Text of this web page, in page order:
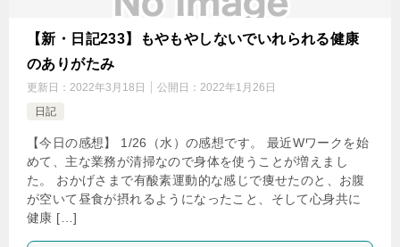
【新・日記233】もやもやしないでいれられる健康
のありがたみ
更新日： 2022年3月18日 公開日： 2022年1月26日
日記
【今日の感想】 1/26（水）の感想です。 最近Wワークを始
めて、主な業務が清掃なので身体を使うことが増えまし
た。 おかげさまで有酸素運動的な感じで痩せたのと、お腹
が空いて昼食が摂れるようになったこと、そして心身共に
健康 […]